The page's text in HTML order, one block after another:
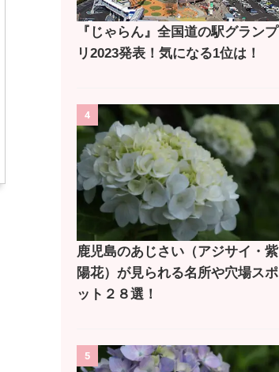
『じゃらん』全国道の駅グランプ
リ2023発表！気になる1位は！
4
鹿児島のあじさい（アジサイ・紫
陽花）が見られる名所や穴場スポ
ット２８選！
5